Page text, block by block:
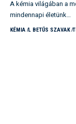
A kémia világában a
mindennapi életünk…
KÉMIA L BETŰS SZAVAK